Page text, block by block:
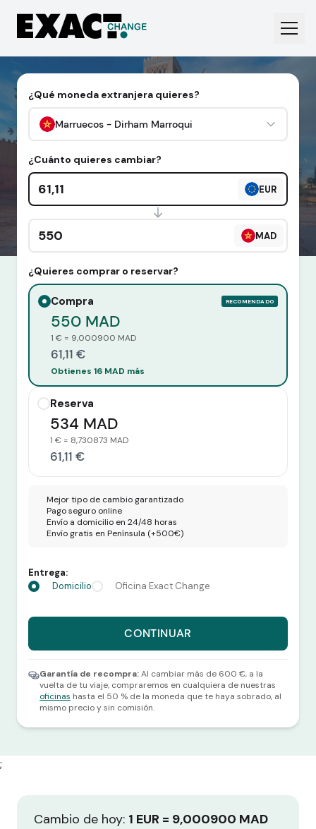
¿Qué moneda extranjera quieres?
Marruecos - Dirham Marroqui
¿Cuánto quieres cambiar?
Cantidad en euros
EUR
MAD
¿Quieres comprar o reservar?
Compra RECOMENDADO
550 MAD
1 € = 9,000900 MAD
61,11 €
Obtienes 16 MAD más
Reserva
534 MAD
1 € = 8,730873 MAD
61,11 €
Mejor tipo de cambio garantizado
Pago seguro online
Envío a domicilio en 24/48 horas
Envío gratis en Península (+500€)
Entrega:
Domicilio
Oficina Exact Change
Recibes 550 MAD por 61,11 euros.
CONTINUAR
Garantía de recompra:Al cambiar más de 600 €, a la
vuelta de tu viaje, compraremos en cualquiera de nuestras
oficinas hasta el 50 % de la moneda que te haya sobrado, al
mismo precio y sin comisión.
;
Cambio de hoy: 1 EUR = 9,000900 MAD